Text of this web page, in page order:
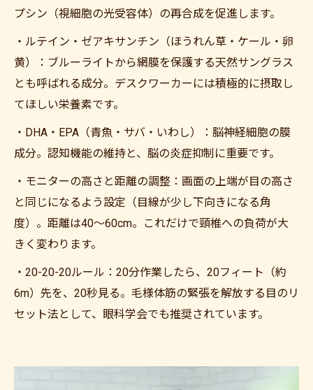
プシン（視細胞の光受容体）の再合成を促進します。
・ルテイン・ゼアキサンチン（ほうれん草・ケール・卵
黄）：ブルーライトから網膜を保護する天然サングラス
とも呼ばれる成分。デスクワーカーには積極的に摂取し
てほしい栄養素です。
・DHA・EPA（青魚・サバ・いわし）：脳神経細胞の膜
成分。認知機能の維持と、脳の炎症抑制に重要です。
・モニターの高さと距離の調整：画面の上端が目の高さ
と同じになるよう設定（目線が少し下向きになる角
度）。距離は40〜60cm。これだけで頸椎への負荷が大
きく変わります。
・20-20-20ルール：20分作業したら、20フィート（約
6m）先を、20秒見る。毛様体筋の緊張を解放する目のリ
セット法として、眼科学会でも推奨されています。